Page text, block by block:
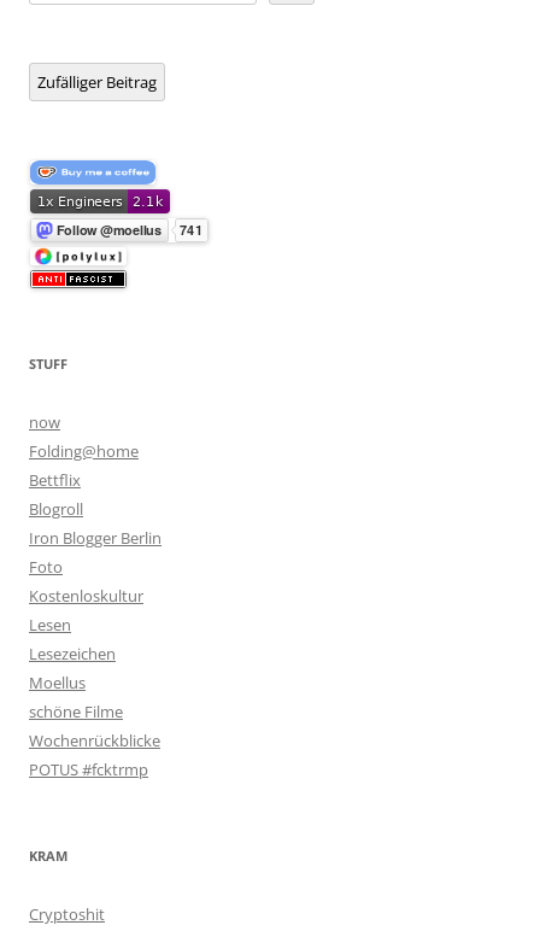
Zufälliger Beitrag
STUFF
now
Folding@home
Bettflix
Blogroll
Iron Blogger Berlin
Foto
Kostenloskultur
Lesen
Lesezeichen
Moellus
schöne Filme
Wochenrückblicke
POTUS #fcktrmp
KRAM
Cryptoshit